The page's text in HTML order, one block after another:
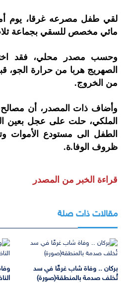
لقي طفل مصرعه غرقا، يوم
مائي مخصص للسقي بجماعة
وحسب مصدر محلي، فقد
الصهريج هربا من حرارة الجو،
من الخروج.
وأضاف ذات المصدر، أن مصالح
الملكي، حلت على عجل بعين
الطفل الى مستودع الأموات
ظروف الوفا.ة.
قراءة الخبر من المصدر
مقالات ذات صلة
بركان .. وفاة شاب غرقًا في سد
تُخلف صدمة بالمنطقة(صورة)